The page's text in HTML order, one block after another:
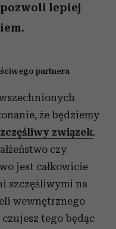
lepiej
partnera
że będziemy
związek.
czy
jest całkowicie
szczęśliwymi na
wewnętrznego
tego będąc